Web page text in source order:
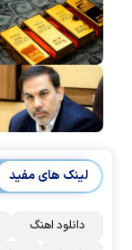
لینک های مفید
دانلود اهنگ